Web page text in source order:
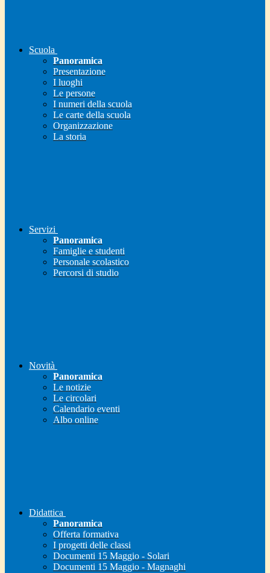
Scuola
Panoramica
Presentazione
I luoghi
Le persone
I numeri della scuola
Le carte della scuola
Organizzazione
La storia
Servizi
Panoramica
Famiglie e studenti
Personale scolastico
Percorsi di studio
Novità
Panoramica
Le notizie
Le circolari
Calendario eventi
Albo online
Didattica
Panoramica
Offerta formativa
I progetti delle classi
Documenti 15 Maggio - Solari
Documenti 15 Maggio - Magnaghi